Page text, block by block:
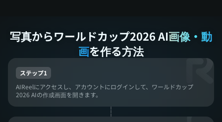
写真からワールドカップ2026 AI画像・動
画を作る方法
ステップ1
AIReelにアクセスし、アカウントにログインして、ワールドカップ
2026 AIの作成画面を開きます。